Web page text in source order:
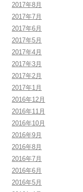
2017年8月
2017年7月
2017年6月
2017年5月
2017年4月
2017年3月
2017年2月
2017年1月
2016年12月
2016年11月
2016年10月
2016年9月
2016年8月
2016年7月
2016年6月
2016年5月